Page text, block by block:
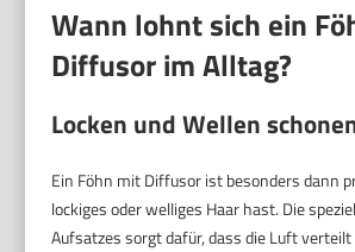
Wann lohnt sich ein
Diffusor im Alltag?
Locken und Wellen
Ein Föhn mit Diffusor ist besonders dann
lockiges oder welliges Haar hast. Die
Aufsatzes sorgt dafür, dass die Luft